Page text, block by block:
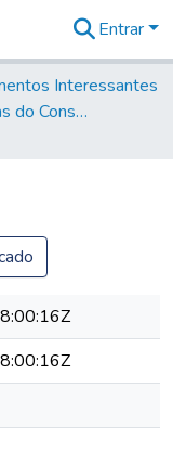
Entrar
Interessantes
Volume 86 - Atas do Conselho da Presidência da Província de São Paulo (1824-1829)